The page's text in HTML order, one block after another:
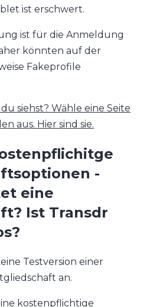
ist erschwert.
ist für die Anmeldung
könnten auf der
Fakeprofile
siehst? Wähle eine Seite
aus. Hier sind sie.
-
eine
Ist Transdr
Testversion einer
an.
kostenpflichtige